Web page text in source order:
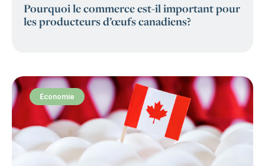
Pourquoi le commerce est-il important pour
les producteurs d’œufs canadiens?
Économie
: